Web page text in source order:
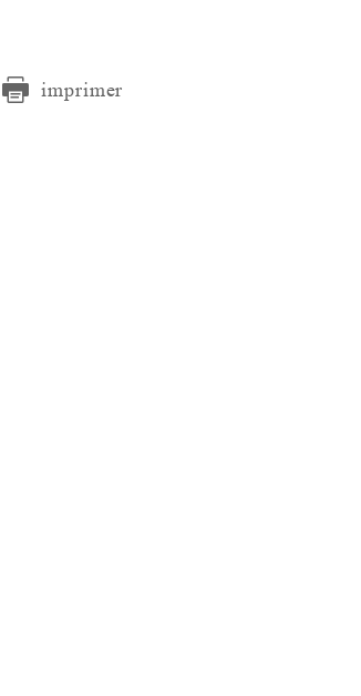
imprimer